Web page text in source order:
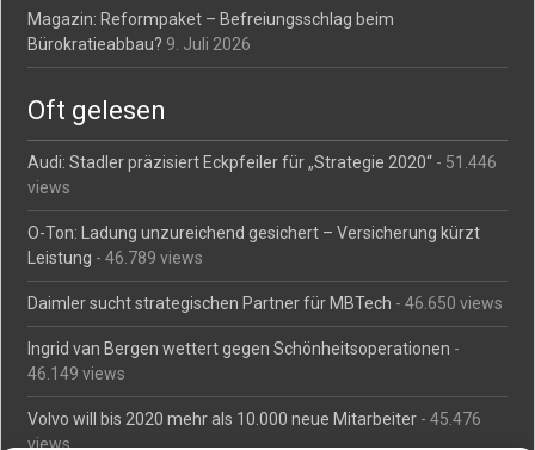
Magazin: Reformpaket – Befreiungsschlag beim
Bürokratieabbau? 9. Juli 2026
Oft gelesen
Audi: Stadler präzisiert Eckpfeiler für „Strategie 2020“ - 51.446
views
O-Ton: Ladung unzureichend gesichert – Versicherung kürzt
Leistung - 46.789 views
Daimler sucht strategischen Partner für MBTech - 46.650 views
Ingrid van Bergen wettert gegen Schönheitsoperationen -
46.149 views
Volvo will bis 2020 mehr als 10.000 neue Mitarbeiter - 45.476
views